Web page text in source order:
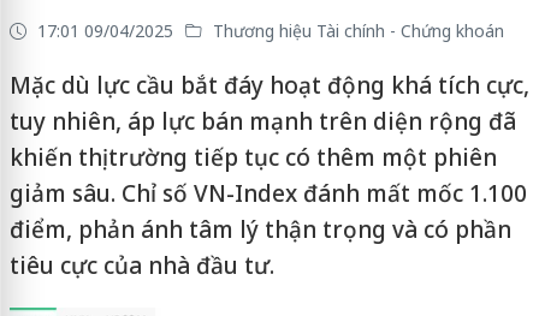
17:01 09/04/2025 Thương hiệu Tài chính - Chứng khoán
Mặc dù lực cầu bắt đáy hoạt động khá tích cực,
tuy nhiên, áp lực bán mạnh trên diện rộng đã
khiến thị trường tiếp tục có thêm một phiên
giảm sâu. Chỉ số VN-Index đánh mất mốc 1.100
điểm, phản ánh tâm lý thận trọng và có phần
tiêu cực của nhà đầu tư.